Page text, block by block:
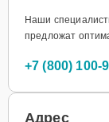
Наши
предложат
+7 (800) 100-
Адрес